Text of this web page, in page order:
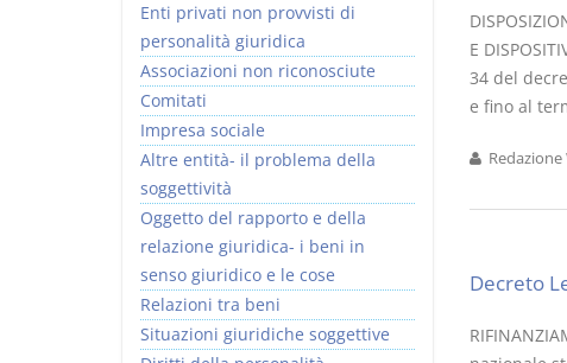
E
34 del
e fino al
Redazione
Decreto
Enti privati non provvisti di
personalità giuridica
Associazioni non riconosciute
Comitati
Impresa sociale
Altre entità- il problema della
soggettività
Oggetto del rapporto e della
relazione giuridica- i beni in
senso giuridico e le cose
Relazioni tra beni
Situazioni giuridiche soggettive
I Vincoli Preliminari
Versione ebook
€ 4,19
(iva incl.)